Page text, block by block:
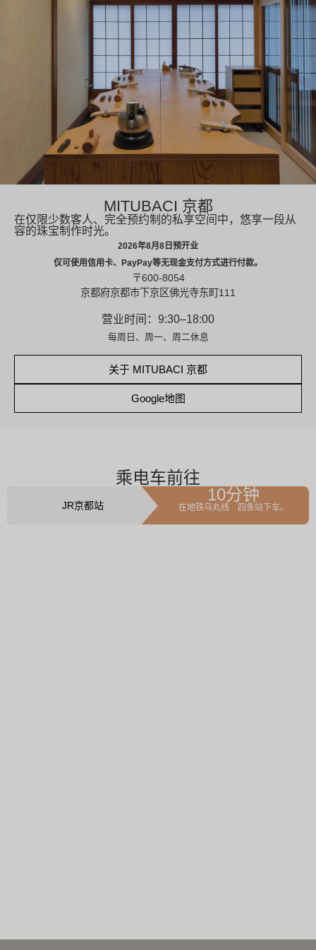
MITUBACI 京都
在仅限少数客人、完全预约制的私享空间中，悠享一段从
容的珠宝制作时光。
2026年8月8日预开业
仅可使用信用卡、PayPay等无现金支付方式进行付款。
〒600-8054
京都府京都市下京区佛光寺东町111
营业时间：9:30–18:00
每周日、周一、周二休息
关于 MITUBACI 京都
Google地图
乘电车前往
JR京都站
10分钟
在地铁乌丸线 四条站下车。